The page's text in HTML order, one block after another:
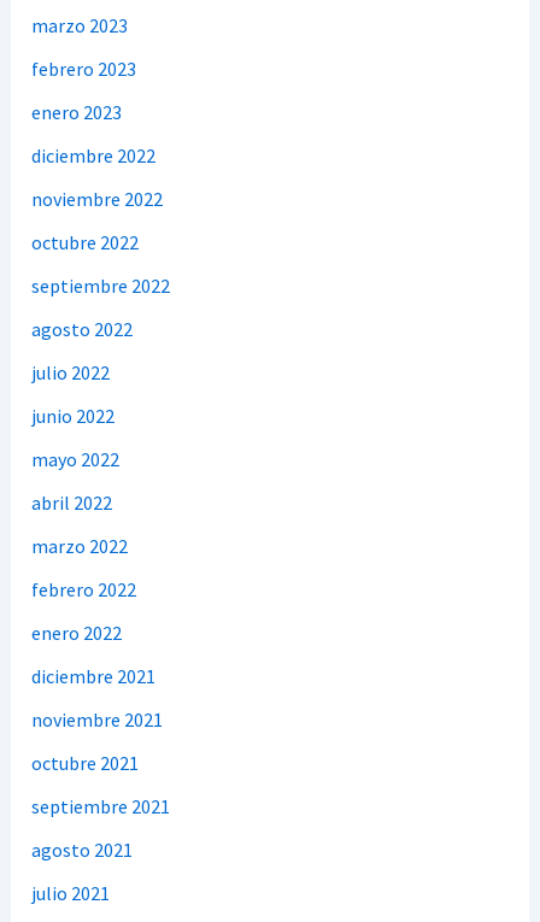
marzo 2023
febrero 2023
enero 2023
diciembre 2022
noviembre 2022
octubre 2022
septiembre 2022
agosto 2022
julio 2022
junio 2022
mayo 2022
abril 2022
marzo 2022
febrero 2022
enero 2022
diciembre 2021
noviembre 2021
octubre 2021
septiembre 2021
agosto 2021
julio 2021